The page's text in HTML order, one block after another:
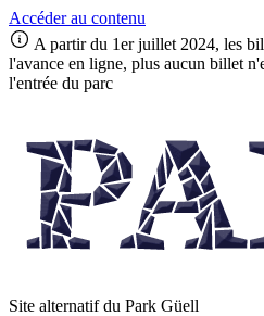
Accéder au contenu
A partir du 1er juillet 2024, les
l'avance en ligne, plus aucun billet
l'entrée du parc
Site alternatif du Park Güell